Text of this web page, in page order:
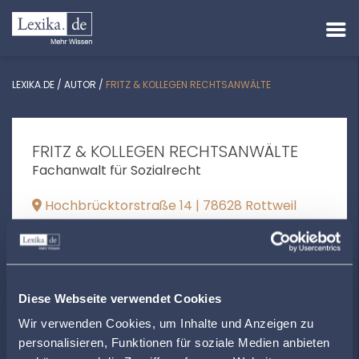
Diese Webseite verwendet Cookies
Wir verwenden Cookies, um Inhalte und Anzeigen zu
personalisieren, Funktionen für soziale Medien anbieten
LEXIKA.DE / AUTOR / FRITZ & KOLLEGEN RECHTSANWÄLTE
FRITZ & KOLLEGEN RECHTSANWÄLTE
Fachanwalt für Sozialrecht
Hochbrücktorstraße 14 | 78628 Rottweil
info@fritzundkollegen.de
+497415005
www.fritz-rechtsanwalt-rottweil.de
ÖFFNUNGSZEITEN